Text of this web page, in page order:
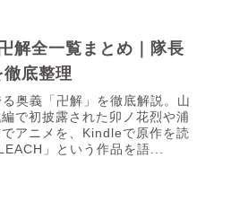
解全一覧まとめ｜隊長
底整理
奥義「卍解」を徹底解説。山
で初披露された卯ノ花烈や浦
アニメを、Kindleで原作を読
」という作品を語...